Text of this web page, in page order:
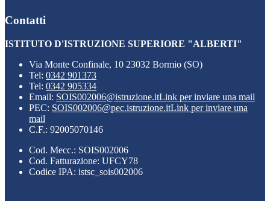
Contatti
ISTITUTO D'ISTRUZIONE SUPERIORE "ALBERTI"
Via Monte Confinale, 10 23032 Bormio (SO)
Tel: 0342 901373
Tel: 0342 905334
Email: SOIS002006@istruzione.itLink per inviare una mail
PEC: SOIS002006@pec.istruzione.itLink per inviare una
mail
C.F.: 92005070146
Cod. Mecc.: SOIS002006
Cod. Fatturazione: UFCY78
Codice IPA: istsc_sois002006